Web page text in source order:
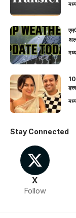
10
Stay Connected
X
Follow